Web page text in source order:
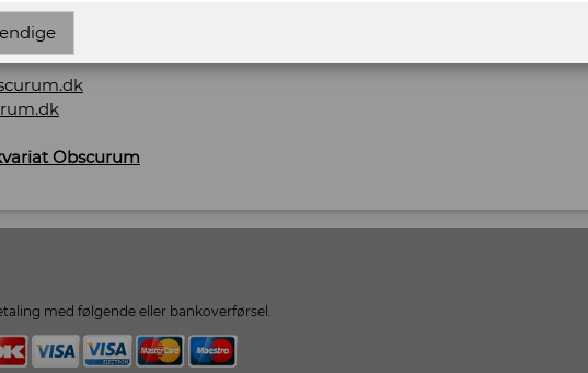
Obscurum
med følgende eller bankoverførsel.